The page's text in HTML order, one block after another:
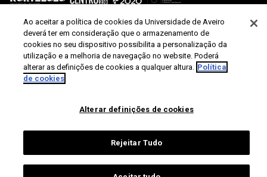
Ao aceitar a política de cookies da Universidade de Aveiro
deverá ter em consideração que o armazenamento de
cookies no seu dispositivo possibilita a personalização da
utilização e a melhoria de navegação no website. Poderá
alterar as definições de cookies a qualquer altura. Política
de cookies
Alterar definições de cookies
Rejeitar Tudo